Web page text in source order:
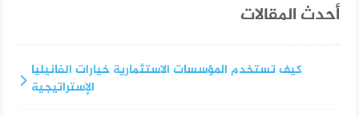
أحدث المقالات
كيف تستخدم المؤسسات الاستثمارية خيارات الفانيليا
الإستراتيجية